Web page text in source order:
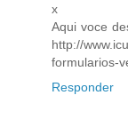
x
Aqui voce
http://
formularios-
Responder